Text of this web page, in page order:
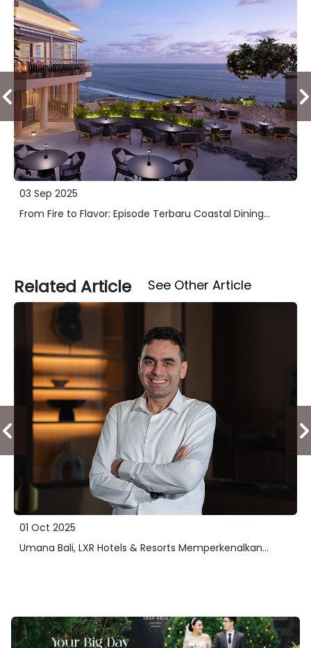
03 Sep 2025
From Fire to Flavor: Episode Terbaru Coastal Dining...
Related Article See Other Article
01 Oct 2025
Umana Bali, LXR Hotels & Resorts Memperkenalkan...